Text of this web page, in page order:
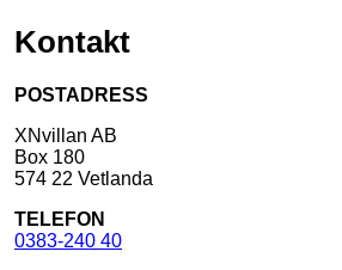
Kontakt
POSTADRESS
XNvillan AB
Box 180
574 22 Vetlanda
TELEFON
0383-240 40